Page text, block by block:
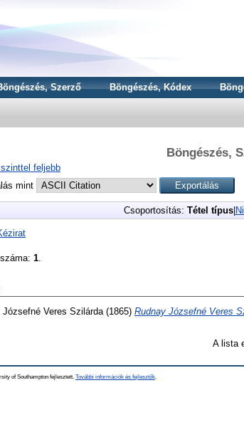
Szerző Böngészés, Kódex
Böngészés,
feljebb
mint
Csoportosítás: Tétel típus|
1
Józsefné Veres Szilárda (1865) Rudnay Józsefné Veres
A lista
of Southampton fejlesztett. További információk és fejlesztők